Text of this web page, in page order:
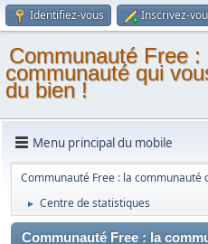
Identifiez-vous Inscrivez-
Communauté Free :
communauté qui
du bien !
Menu principal du mobile
Communauté Free : la communauté
► Centre de statistiques
Communauté Free : la